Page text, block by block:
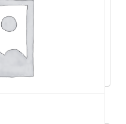
B02370
285,30 €